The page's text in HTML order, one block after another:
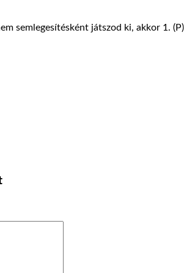
semlegesítésként játszod ki, akkor 1.